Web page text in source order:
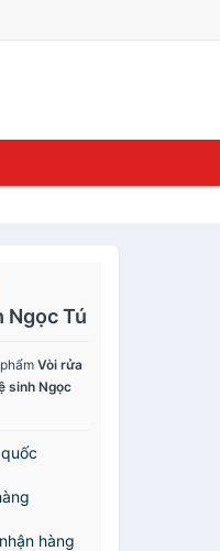
Ngọc Tú
Vòi rửa
sinh Ngọc
hàng